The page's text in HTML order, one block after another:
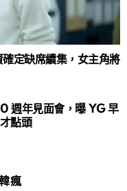
定缺席續集，女主角將
週年見面會，曝 YG 早
點頭
瘋